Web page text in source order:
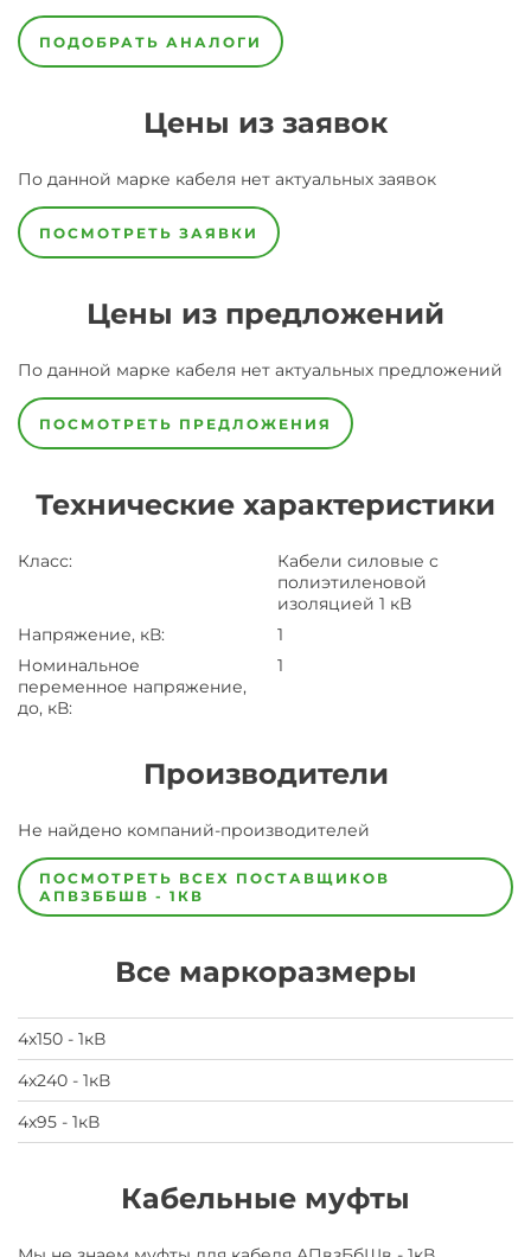
ПОДОБРАТЬ АНАЛОГИ
Цены из заявок
По данной марке кабеля нет актуальных заявок
ПОСМОТРЕТЬ ЗАЯВКИ
Цены из предложений
По данной марке кабеля нет актуальных предложений
ПОСМОТРЕТЬ ПРЕДЛОЖЕНИЯ
Технические характеристики
Класс:
Кабели силовые с
полиэтиленовой
изоляцией 1 кВ
Напряжение, кВ:
1
Номинальное
переменное напряжение,
до, кВ:
1
Производители
ЗаводЗавод-
предпочел
скрыть
свои
Не найдено компаний-производителей
ПОСМОТРЕТЬ ВСЕХ ПОСТАВЩИКОВ
АПВЗББШВ - 1КВ
Все маркоразмеры
4х150 - 1кВ
4х240 - 1кВ
4х95 - 1кВ
Кабельные муфты